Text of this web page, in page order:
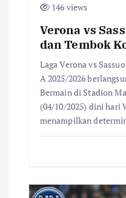
146 views
Verona vs
dan Tembok
Laga Verona vs
A 2025/2026
Bermain di Stadion
(04/10/2025) dini hari
menampilkan